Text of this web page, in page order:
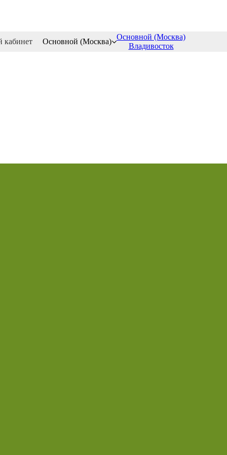
кабинет Основной (Москва)
Основной (Москва)
Владивосток